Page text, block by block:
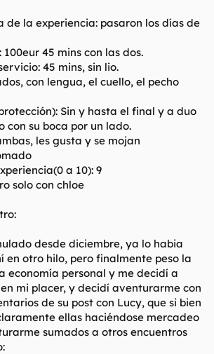
de la experiencia: pasaron los días de
45 mins con las dos.
45 mins, sin lio.
con lengua, el cuello, el pecho
Sin y hasta el final y a duo
con su boca por un lado.
les gusta y se mojan
a 10): 9
solo con chloe
desde diciembre, ya lo habia
en otro hilo, pero finalmente peso la
economía personal y me decidí a
mi placer, y decidí aventurarme con
de su post con Lucy, que si bien
ellas haciéndose mercadeo
sumados a otros encuentros